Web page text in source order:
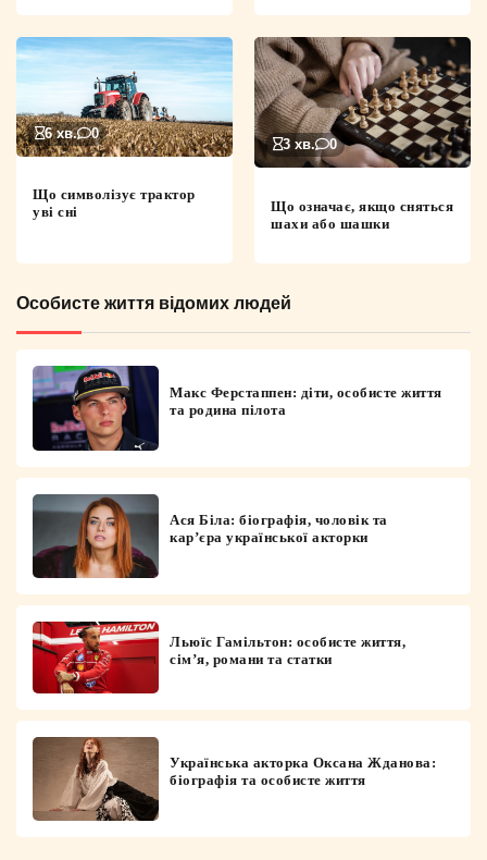
6 хв. 0
Що символізує трактор
уві сні
3 хв. 0
Що означає, якщо сняться
шахи або шашки
Особисте життя відомих людей
Макс Ферстаппен: діти, особисте життя
та родина пілота
Ася Біла: біографія, чоловік та
кар’єра української акторки
Льюїс Гамільтон: особисте життя,
сім’я, романи та статки
Українська акторка Оксана Жданова:
біографія та особисте життя